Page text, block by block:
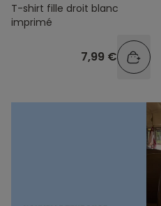
T-shirt fille droit blanc
imprimé
7,99 €